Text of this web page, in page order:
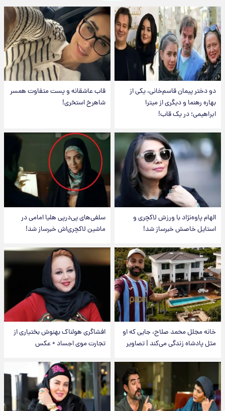
دو دختر پیمان قاسم‌خانی، یکی از
بهاره رهنما و دیگری از میترا
ابراهیمی؛ در یک قاب!
قاب عاشقانه و پست متفاوت همسر
شاهرخ استخری!
الهام پاوه‌نژاد با ورزش لاکچری و
استایل خاصش خبرساز شد!
سلفی‌های پی‌درپی هلیا امامی در
ماشین لاکچری‌اش خبرساز شد!
خانه مجلل محمد صلاح، جایی که او
مثل پادشاه زندگی می‌کند | تصاویر
افشاگری هولناک بهنوش بختیاری از
تجارت موی اجساد + عکس